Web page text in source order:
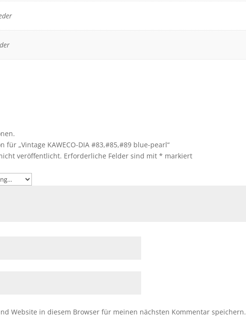
für „Vintage KAWECO-DIA #83,#85,#89 blue-pearl“
veröffentlicht. Erforderliche Felder sind mit* markiert
Website in diesem Browser für meinen nächsten Kommentar speichern.